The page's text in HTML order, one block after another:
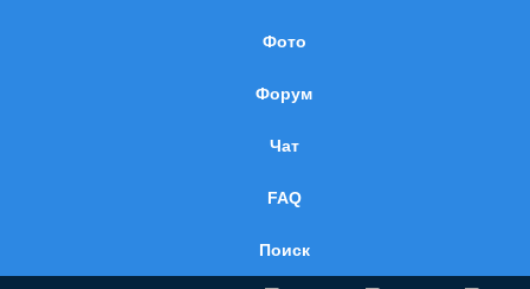
Фото
Форум
Чат
FAQ
Поиск